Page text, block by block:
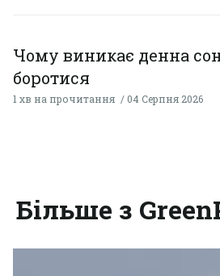
Чому виникає денна
боротися
1 хв на прочитання 04 Серпня 2026
Більше з